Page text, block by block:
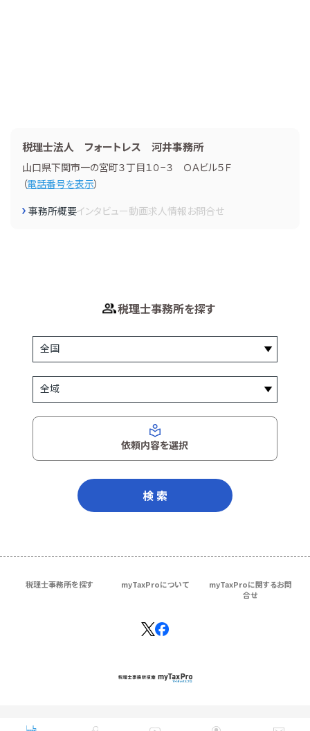
税理士法人 フォートレス 河井事務所
山口県下関市一の宮町３丁目１０−３ ＯＡビル５Ｆ
（電話番号を表示）
事務所概要インタビュー動画求人情報お問合せ
税理士事務所を探す
依頼内容を選択
検 索
税理士事務所を探す myTaxProについて
myTaxProに関するお問
合せ